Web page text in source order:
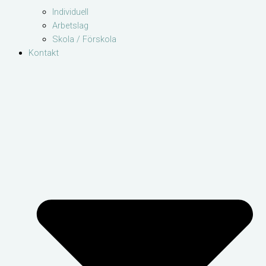
Individuell
Arbetslag
Skola / Förskola
Kontakt